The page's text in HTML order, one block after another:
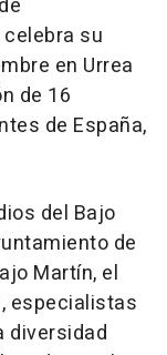
su
en Urrea
de 16
de España,
del Bajo
de
Martín, el
especialistas
diversidad